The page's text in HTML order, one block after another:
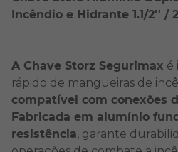
Incêndio e Hidrante 1.1/2'' /
A Chave Storz Segurimax é
rápido de mangueiras de
compatível com conexões de
Fabricada em alumínio
resistência, garante